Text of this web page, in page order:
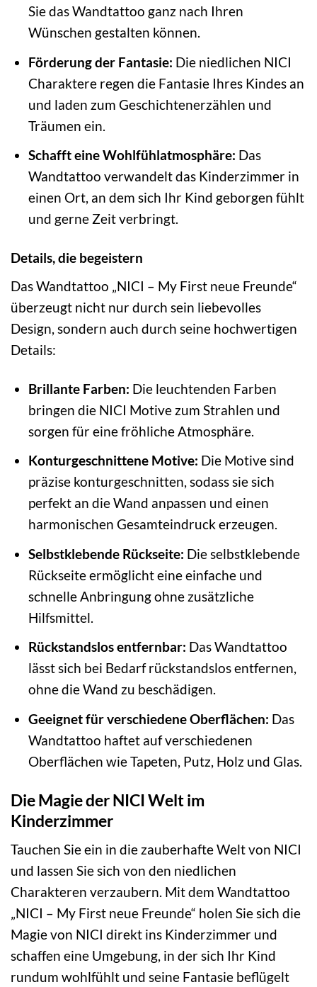
Sie das Wandtattoo ganz nach Ihren
Wünschen gestalten können.
Förderung der Fantasie: Die niedlichen NICI
Charaktere regen die Fantasie Ihres Kindes an
und laden zum Geschichtenerzählen und
Träumen ein.
Schafft eine Wohlfühlatmosphäre: Das
Wandtattoo verwandelt das Kinderzimmer in
einen Ort, an dem sich Ihr Kind geborgen fühlt
und gerne Zeit verbringt.
Details, die begeistern
Das Wandtattoo „NICI – My First neue Freunde“
überzeugt nicht nur durch sein liebevolles
Design, sondern auch durch seine hochwertigen
Details:
Brillante Farben: Die leuchtenden Farben
bringen die NICI Motive zum Strahlen und
sorgen für eine fröhliche Atmosphäre.
Konturgeschnittene Motive: Die Motive sind
präzise konturgeschnitten, sodass sie sich
perfekt an die Wand anpassen und einen
harmonischen Gesamteindruck erzeugen.
Selbstklebende Rückseite: Die selbstklebende
Rückseite ermöglicht eine einfache und
schnelle Anbringung ohne zusätzliche
Hilfsmittel.
Rückstandslos entfernbar: Das Wandtattoo
lässt sich bei Bedarf rückstandslos entfernen,
ohne die Wand zu beschädigen.
Geeignet für verschiedene Oberflächen: Das
Wandtattoo haftet auf verschiedenen
Oberflächen wie Tapeten, Putz, Holz und Glas.
Die Magie der NICI Welt im
Kinderzimmer
Tauchen Sie ein in die zauberhafte Welt von NICI
und lassen Sie sich von den niedlichen
Charakteren verzaubern. Mit dem Wandtattoo
„NICI – My First neue Freunde“ holen Sie sich die
Magie von NICI direkt ins Kinderzimmer und
schaffen eine Umgebung, in der sich Ihr Kind
rundum wohlfühlt und seine Fantasie beflügelt